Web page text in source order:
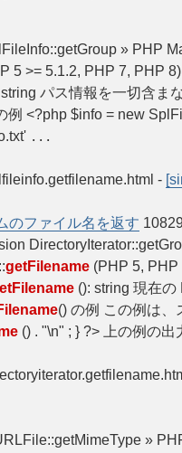
» PHP
5 >= 5.1.2, PHP 7, PHP
string パス情報を一切含ま
例 <?php $info = new
...
-
のファイル名を返す
getFilename (PHP 5,
(): string 現在
() の例 この例は
() . "\n" ; } ?> 上の例の
»